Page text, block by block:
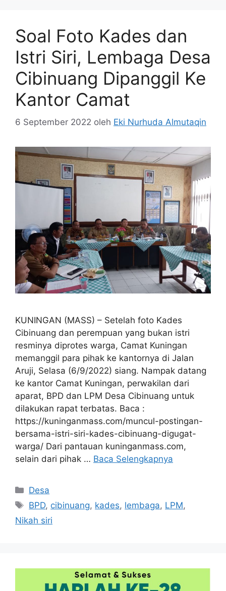
Soal Foto Kades dan
Istri Siri, Lembaga Desa
Cibinuang Dipanggil Ke
Kantor Camat
6 September 2022 oleh Eki Nurhuda Almutaqin
KUNINGAN (MASS) – Setelah foto Kades
Cibinuang dan perempuan yang bukan istri
resminya diprotes warga, Camat Kuningan
memanggil para pihak ke kantornya di Jalan
Aruji, Selasa (6/9/2022) siang. Nampak datang
ke kantor Camat Kuningan, perwakilan dari
aparat, BPD dan LPM Desa Cibinuang untuk
dilakukan rapat terbatas. Baca :
https://kuninganmass.com/muncul-postingan-
bersama-istri-siri-kades-cibinuang-digugat-
warga/ Dari pantauan kuninganmass.com,
selain dari pihak … Baca Selengkapnya
Kategori
Desa
Tag
BPD, cibinuang, kades, lembaga, LPM,
Nikah siri